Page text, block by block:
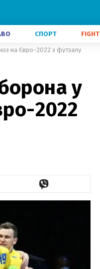
СПОРТ FIGHT
на Євро-2022 з футзалу
у
2022